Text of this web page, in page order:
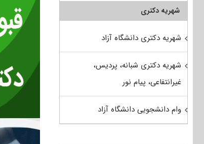
شهریه دکتری
شهریه دکتری دانشگاه آزاد
شهریه دکتری شبانه، پردیس،
غیرانتفاعی، پیام نور
وام دانشجویی دانشگاه آزاد